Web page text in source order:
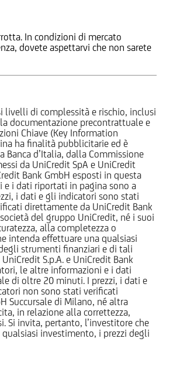
In condizioni di mercato
dovete aspettarvi che non sarete
livelli di complessità e rischio, inclusi
documentazione precontrattuale e
Chiave (Key Information
ha finalità pubblicitarie ed è
d’Italia, dalla Commissione
da UniCredit SpA e UniCredit
Bank GmbH esposti in questa
i dati riportati in pagina sono a
i dati e gli indicatori sono stati
direttamente da UniCredit Bank
del gruppo UniCredit, né i suoi
alla completezza o
intenda effettuare una qualsiasi
strumenti finanziari e di tali
S.p.A. e UniCredit Bank
le altre informazioni e i dati
di oltre 20 minuti. I prezzi, i dati e
non sono stati verificati
Succursale di Milano, né altra
in relazione alla correttezza,
Si invita, pertanto, l’investitore che
investimento, i prezzi degli